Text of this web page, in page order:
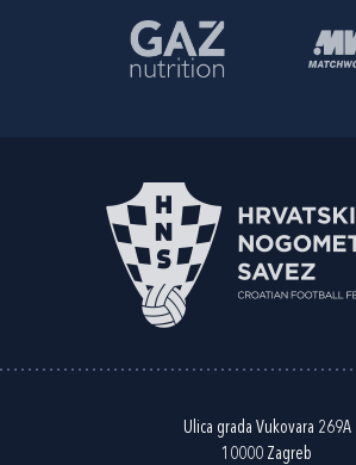
Ulica grada Vukovara 269A
10000 Zagreb